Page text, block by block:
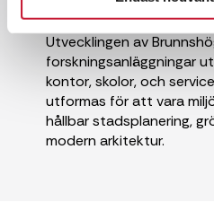
Utvecklingen av
forskningsanläggningar
kontor, skolor, och
utformas för att vara
hållbar stadsplanering,
modern arkitektur.